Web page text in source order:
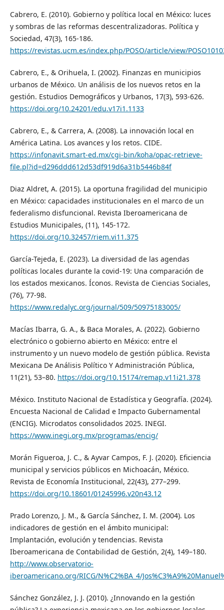
Cabrero, E. (2010). Gobierno y política local en México: luces
y sombras de las reformas descentralizadoras. Política y
Sociedad, 47(3), 165-186.
https://revistas.ucm.es/index.php/POSO/article/view/
Cabrero, E., & Orihuela, I. (2002). Finanzas en municipios
urbanos de México. Un análisis de los nuevos retos en la
gestión. Estudios Demográficos y Urbanos, 17(3), 593-626.
https://doi.org/10.24201/edu.v17i1.1133
Cabrero, E., & Carrera, A. (2008). La innovación local en
América Latina. Los avances y los retos. CIDE.
https://infonavit.smart-ed.mx/cgi-bin/koha/opac-retrieve-
file.pl?id=d296ddd612d53df919d6a31b5446b84f
Diaz Aldret, A. (2015). La oportuna fragilidad del municipio
en México: capacidades institucionales en el marco de un
federalismo disfuncional. Revista Iberoamericana de
Estudios Municipales, (11), 145-172.
https://doi.org/10.32457/riem.vi11.375
García-Tejeda, E. (2023). La diversidad de las agendas
políticas locales durante la covid-19: Una comparación de
los estados mexicanos. Íconos. Revista de Ciencias Sociales,
(76), 77-98.
https://www.redalyc.org/journal/509/50975183005/
Macías Ibarra, G. A., & Baca Morales, A. (2022). Gobierno
electrónico o gobierno abierto en México: entre el
instrumento y un nuevo modelo de gestión pública. Revista
Mexicana De Análisis Político Y Administración Pública,
11(21), 53–80. https://doi.org/10.15174/remap.v11i21.378
México. Instituto Nacional de Estadística y Geografía. (2024).
Encuesta Nacional de Calidad e Impacto Gubernamental
(ENCIG). Microdatos consolidados 2025. INEGI.
https://www.inegi.org.mx/programas/encig/
Morán Figueroa, J. C., & Ayvar Campos, F. J. (2020). Eficiencia
municipal y servicios públicos en Michoacán, México.
Revista de Economía Institucional, 22(43), 277–299.
https://doi.org/10.18601/01245996.v20n43.12
Prado Lorenzo, J. M., & García Sánchez, I. M. (2004). Los
indicadores de gestión en el ámbito municipal:
Implantación, evolución y tendencias. Revista
Iberoamericana de Contabilidad de Gestión, 2(4), 149–180.
http://www.observatorio-
iberoamericano.org/RICG/N%C2%BA_4/
Sánchez González, J. J. (2010). ¿Innovando en la gestión